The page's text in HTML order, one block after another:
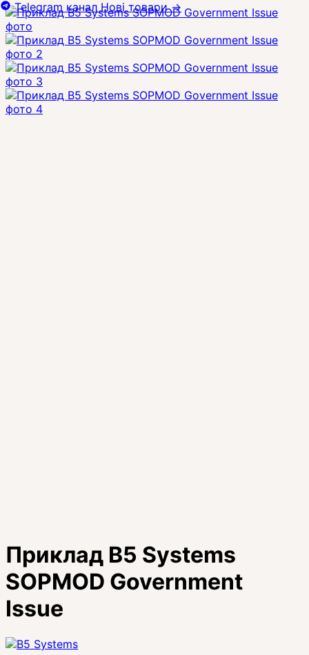
Приклад B5 Systems
SOPMOD Government
Issue
Telegram канал Нові товари→